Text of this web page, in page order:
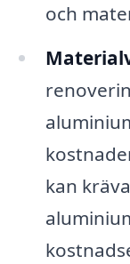
och
kan